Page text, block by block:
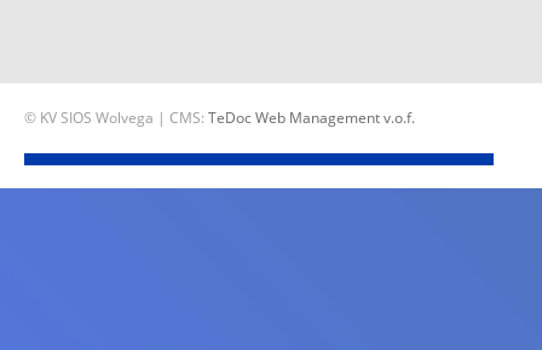
© KV SIOS Wolvega | CMS: TeDoc Web Management v.o.f.